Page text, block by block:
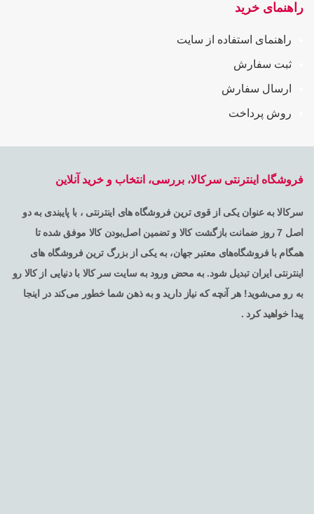
راهنمای خرید
راهنمای استفاده از سایت
ثبت سفارش
ارسال سفارش
روش پرداخت
فروشگاه اینترنتی سرکالا، بررسی، انتخاب و خرید آنلاین
سرکالا به عنوان یکی از قوی ترین فروشگاه های اینترنتی ، با پایبندی به دو
اصل 7 روز ضمانت بازگشت کالا و تضمین اصل‌بودن کالا موفق شده تا
همگام با فروشگاه‌های معتبر جهان، به یکی از بزرگ ترین فروشگاه های
اینترنتی ایران تبدیل شود. به محض ورود به سایت سر کالا با دنیایی از کالا رو
به رو می‌شوید! هر آنچه که نیاز دارید و به ذهن شما خطور می‌کند در اینجا
پیدا خواهید کرد .